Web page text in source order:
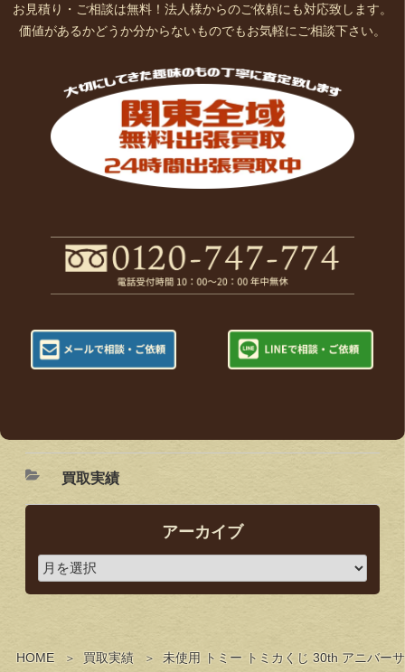
HOME 買取実績 未使用 トミー トミカくじ 30th アニバー
お見積り・ご相談は無料！法人様からのご依頼にも対応致します。
価値があるかどうか分からないものでもお気軽にご相談下さい。
買取実績
アーカイブ